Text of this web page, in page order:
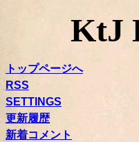
KtJ
トップページへ
RSS
SETTINGS
更新履歴
新着コメント